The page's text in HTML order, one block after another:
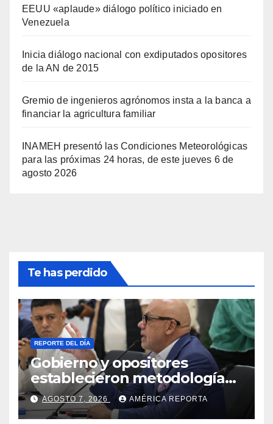
EEUU «aplaude» diálogo político iniciado en
Venezuela
Inicia diálogo nacional con exdiputados opositores
de la AN de 2015
Gremio de ingenieros agrónomos insta a la banca a
financiar la agricultura familiar
INAMEH presentó las Condiciones Meteorológicas
para las próximas 24 horas, de este jueves 6 de
agosto 2026
Te has perdido
REPORTE DEL DÍA
Gobierno y opositores
establecieron metodología
para el proceso de diálogo en
Venezuela
AGOSTO 7, 2026 AMÉRICA REPORTA